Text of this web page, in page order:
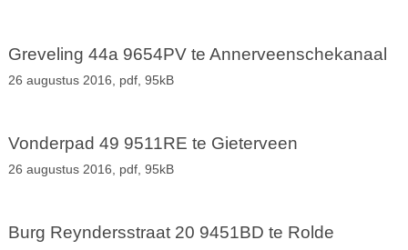
Greveling 44a 9654PV te Annerveenschekanaal
26 augustus 2016, pdf, 95kB
Vonderpad 49 9511RE te Gieterveen
26 augustus 2016, pdf, 95kB
Burg Reyndersstraat 20 9451BD te Rolde